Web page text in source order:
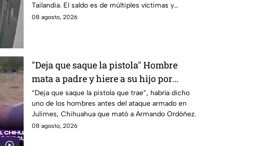
Tailandia. El saldo es de múltiples víctimas y
heridos.
08 agosto, 2026
"Deja que saque la pistola" Hombre
mata a padre y hiere a su hijo por
supuestamente invadir un camino
“Deja que saque la pistola que trae”, habría dicho
uno de los hombres antes del ataque armado en
Julimes, Chihuahua que mató a Armando Ordóñez.
08 agosto, 2026